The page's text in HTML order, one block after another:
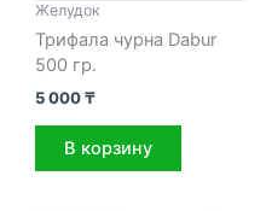
Желудок
Трифала чурна Dabur
500 гр.
5 000₸
В корзину